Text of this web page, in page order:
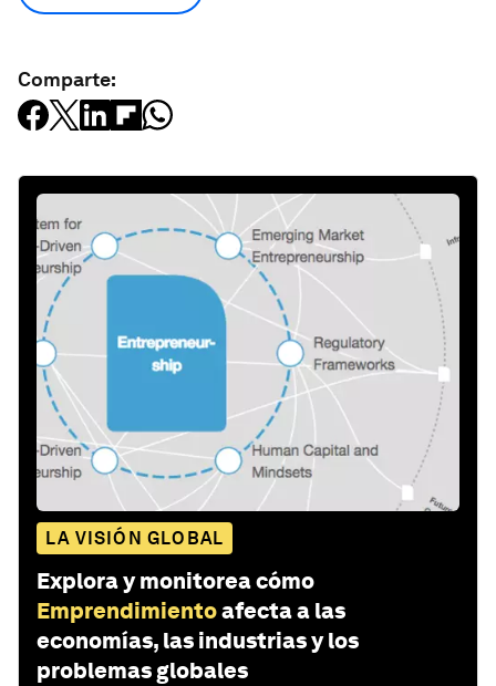
Comparte:
LA VISIÓN GLOBAL
Explora y monitorea cómo
Emprendimientoafecta a las
economías, las industrias y los
problemas globales